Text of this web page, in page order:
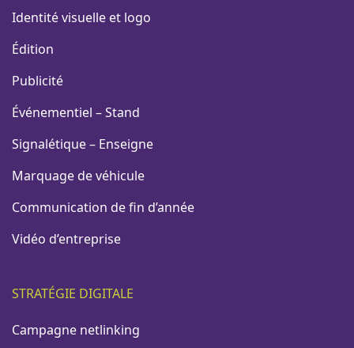
Identité visuelle et logo
Édition
Publicité
Événementiel – Stand
Signalétique – Enseigne
Marquage de véhicule
Communication de fin d’année
Vidéo d’entreprise
STRATÉGIE DIGITALE
Campagne netlinking